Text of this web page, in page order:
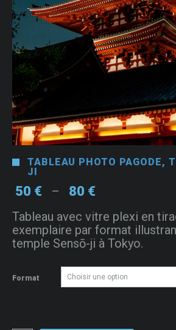
TABLEAU PHOTO PAGODE,
JI
50 € – 80 €
prix :
50 €
à
Tableau avec vitre plexi en
exemplaire par format
temple Sensō-ji à Tokyo.
Format